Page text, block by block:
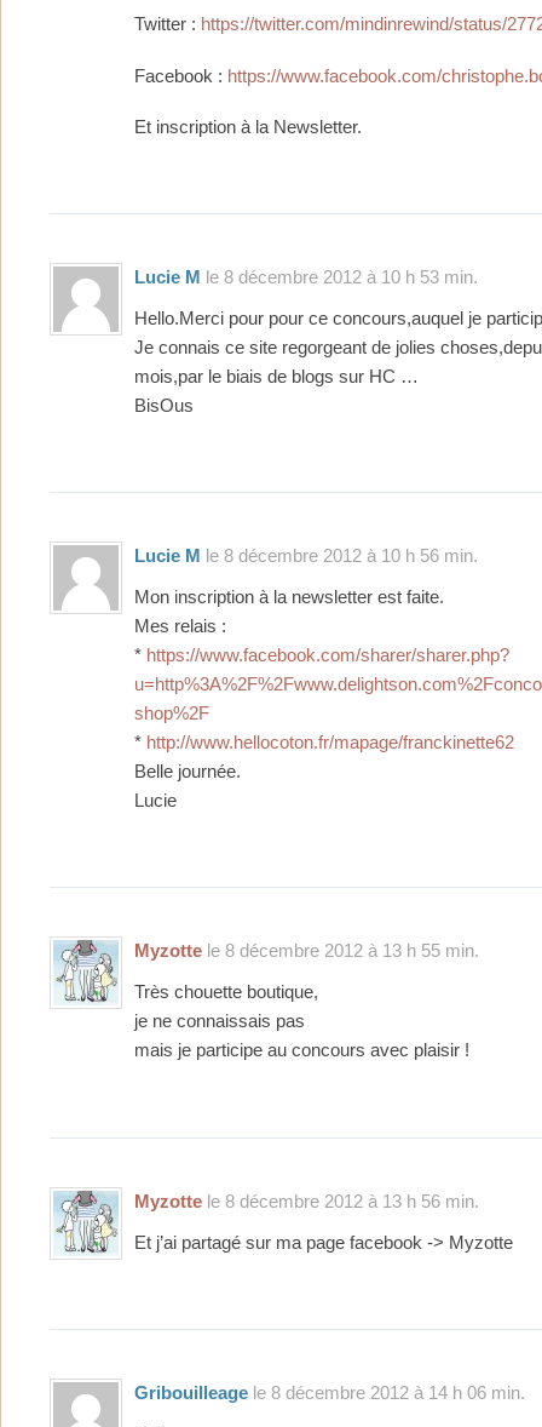
Twitter : https://twitter.com/mindinrewind/status/
Facebook : https://www.facebook.com/
Et inscription à la Newsletter.
Lucie M le 8 décembre 2012 à 10 h 53 min.
Hello.Merci pour pour ce concours,auquel je
Je connais ce site regorgeant de jolies
mois,par le biais de blogs sur HC …
BisOus
Lucie M le 8 décembre 2012 à 10 h 56 min.
Mon inscription à la newsletter est faite.
Mes relais :
* https://www.facebook.com/sharer/sharer.php?
shop%2F
* http://www.hellocoton.fr/mapage/franckinette62
Belle journée.
Lucie
Myzotte le 8 décembre 2012 à 13 h 55 min.
Très chouette boutique,
je ne connaissais pas
mais je participe au concours avec plaisir !
Myzotte le 8 décembre 2012 à 13 h 56 min.
Et j’ai partagé sur ma page facebook -> Myzotte
Gribouilleage le 8 décembre 2012 à 14 h 06 min.